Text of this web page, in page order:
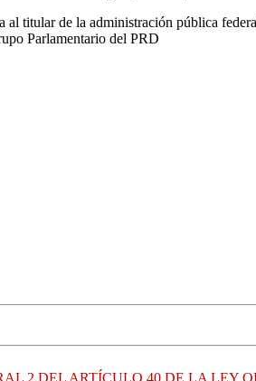
al titular de la administración pública
Parlamentario del PRD
2 DEL ARTÍCULO 40 DE LA LEY